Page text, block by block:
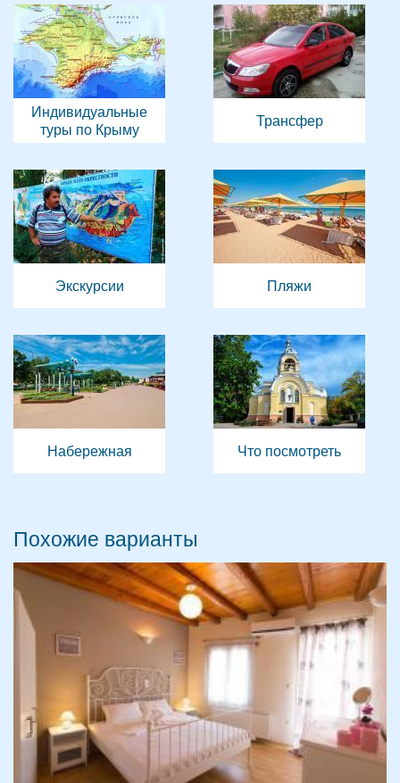
Индивидуальные
туры по Крыму
Трансфер
Экскурсии Пляжи
Набережная Что посмотреть
Похожие варианты